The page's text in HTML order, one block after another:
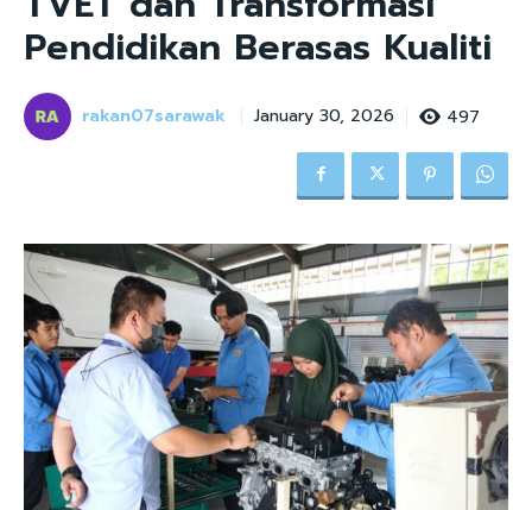
Pendidikan Berasas Kualiti
rakan07sarawak January 30, 2026 497